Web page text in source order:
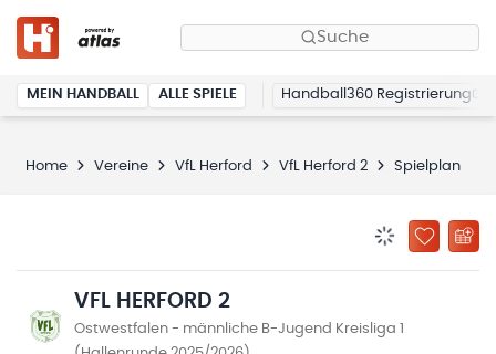
Suche
MEIN HANDBALL ALLE SPIELE Handball360 Registrierung
Home Vereine VfL Herford VfL Herford 2 Spielplan
ZU
VFL HERFORD 2
Ostwestfalen - männliche B-Jugend Kreisliga 1